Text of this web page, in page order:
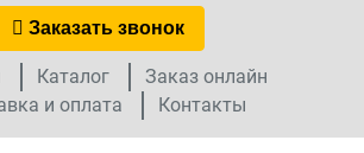
Заказать звонок
Каталог
Заказ онлайн
и оплата
Контакты